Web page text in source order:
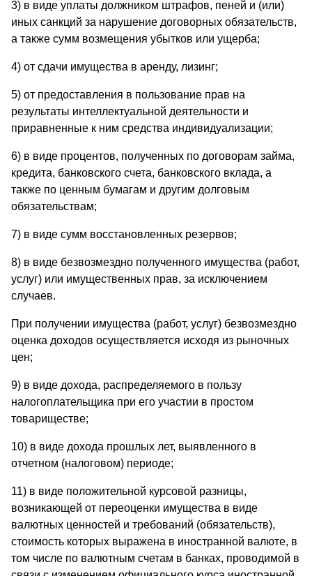
3) в виде уплаты должником штрафов, пеней и (или)
иных санкций за нарушение договорных обязательств,
а также сумм возмещения убытков или ущерба;
4) от сдачи имущества в аренду, лизинг;
5) от предоставления в пользование прав на
результаты интеллектуальной деятельности и
приравненные к ним средства индивидуализации;
6) в виде процентов, полученных по договорам займа,
кредита, банковского счета, банковского вклада, а
также по ценным бумагам и другим долговым
обязательствам;
7) в виде сумм восстановленных резервов;
8) в виде безвозмездно полученного имущества (работ,
услуг) или имущественных прав, за исключением
случаев.
При получении имущества (работ, услуг) безвозмездно
оценка доходов осуществляется исходя из рыночных
цен;
9) в виде дохода, распределяемого в пользу
налогоплательщика при его участии в простом
товариществе;
10) в виде дохода прошлых лет, выявленного в
отчетном (налоговом) периоде;
11) в виде положительной курсовой разницы,
возникающей от переоценки имущества в виде
валютных ценностей и требований (обязательств),
стоимость которых выражена в иностранной валюте, в
том числе по валютным счетам в банках, проводимой в